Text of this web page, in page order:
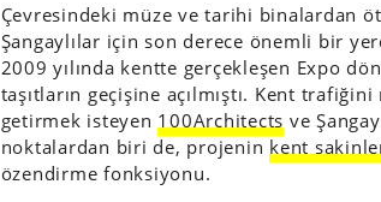
Çevresindeki müze ve tarihi binalardan
Şangaylılar için son derece önemli bir
2009 yılında kentte gerçekleşen Expo
taşıtların geçişine açılmıştı. Kent
getirmek isteyen 100Architects ve
noktalardan biri de, projenin kent
özendirme fonksiyonu.